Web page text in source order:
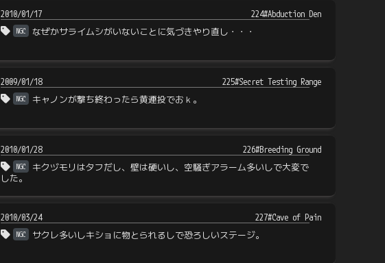
2010/01/17 224#Abduction Den
NGC なぜかサライムシがいないことに気づきやり直し・・・
2009/01/18 225#Secret Testing Range
NGC キャノンが撃ち終わったら黄連投でおｋ。
2010/01/28 226#Breeding Ground
NGC
キクヅモリはタフだし、壁は硬いし、空騒ぎアラーム多いしで大変で
した。
2010/03/24 227#Cave of Pain
NGC サクレ多いしキショに物とられるしで恐ろしいステージ。